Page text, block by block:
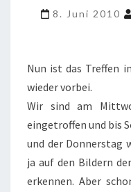
8. Juni 2010
Nun ist das Treffen
wieder vorbei.
Wir sind am
eingetroffen und bis
und der Donnerstag
ja auf den Bildern
erkennen. Aber